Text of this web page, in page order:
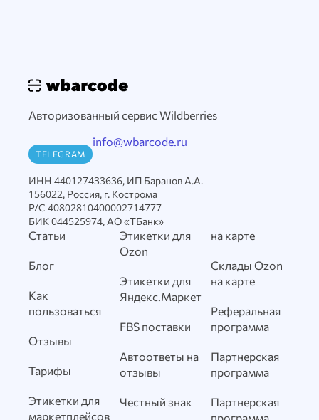
Авторизованный сервис Wildberries
TELEGRAM
info@wbarcode.ru
ИНН 440127433636, ИП Баранов А.А.
156022, Россия, г. Кострома
Р/С 40802810400002714777
БИК 044525974, АО «ТБанк»
Статьи
Блог
Как
пользоваться
Отзывы
Тарифы
Этикетки для
маркетплейсов
Этикетки для
Ozon
Этикетки для
Яндекс.Маркет
FBS поставки
Автоответы на
отзывы
Честный знак
на карте
Склады Ozon
на карте
Реферальная
программа
Партнерская
программа
Партнерская